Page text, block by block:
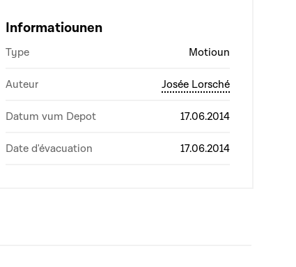
Informatiounen
Type Motioun
Auteur Josée Lorsché
Datum vum Depot 17.06.2014
Date d'évacuation 17.06.2014